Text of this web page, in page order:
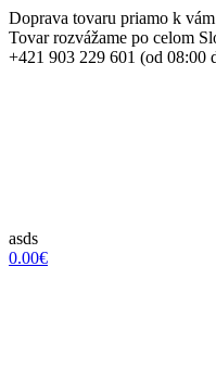
Doprava tovaru priamo k
Tovar rozvážame po celom
+421 903 229 601 (od 08:00
asds
0.00€